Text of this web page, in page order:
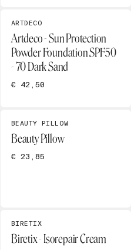
ARTDECO
Artdeco - Sun Protection
Powder Foundation SPF50
- 70 Dark Sand
€ 42,50
BEAUTY PILLOW
Beauty Pillow
€ 23,85
BIRETIX
Biretix - Isorepair Cream